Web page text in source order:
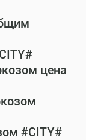
цена
#CITY#